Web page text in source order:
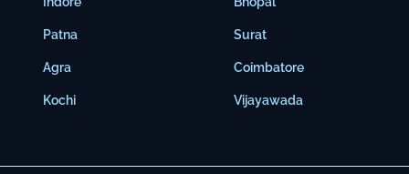
Patna
Agra
Kochi
Surat
Coimbatore
Vijayawada